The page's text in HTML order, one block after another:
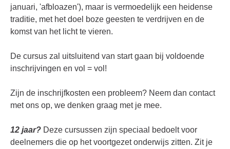
januari, 'afbloazen'), maar is vermoedelijk een heidense
traditie, met het doel boze geesten te verdrijven en de
komst van het licht te vieren.
De cursus zal uitsluitend van start gaan bij voldoende
inschrijvingen en vol = vol!
Zijn de inschrijfkosten een probleem? Neem dan contact
met ons op, we denken graag met je mee.
12 jaar? Deze cursussen zijn speciaal bedoelt voor
deelnemers die op het voortgezet onderwijs zitten. Zit je